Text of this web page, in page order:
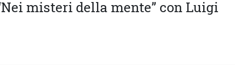
“Nei misteri della mente” con Luigi